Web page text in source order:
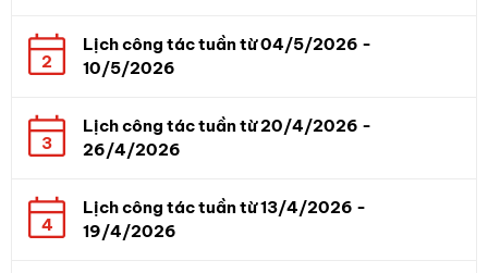
2
Lịch công tác tuần từ 04/5/2026 -
10/5/2026
3
Lịch công tác tuần từ 20/4/2026 -
26/4/2026
4
Lịch công tác tuần từ 13/4/2026 -
19/4/2026